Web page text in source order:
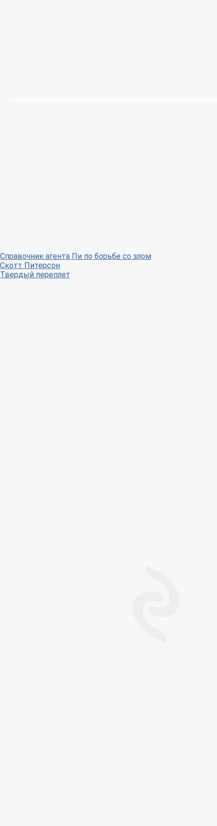
Справочник агента Пи по борьбе со злом
Скотт Питерсон
Твердый переплет